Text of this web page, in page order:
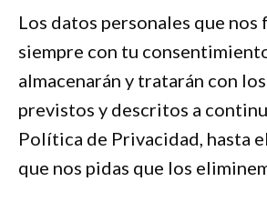
Los datos personales que nos
siempre con tu
almacenarán y tratarán con
previstos y descritos a
Política de Privacidad, hasta
que nos pidas que los